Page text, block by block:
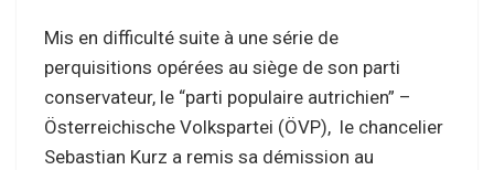
Mis en difficulté suite à une série de
perquisitions opérées au siège de son parti
conservateur, le “parti populaire autrichien” –
Österreichische Volkspartei (ÖVP), le chancelier
Sebastian Kurz a remis sa démission au